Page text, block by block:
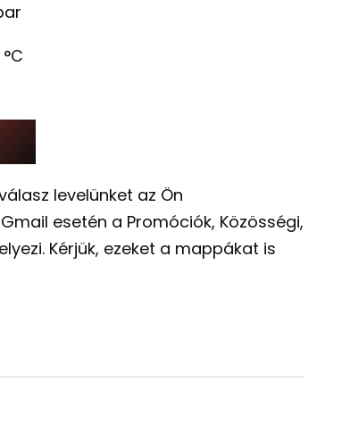
levelünket az Ön
esetén a Promóciók, Közösségi,
Kérjük, ezeket a mappákat is